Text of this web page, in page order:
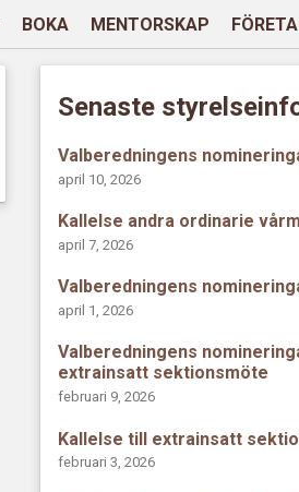
BOKA MENTORSKAP
Senaste
Valberedningens
april 10, 2026
Kallelse andra ordinarie
april 7, 2026
Valberedningens
april 1, 2026
Valberedningens
extrainsatt sektionsmöte
februari 9, 2026
Kallelse till extrainsatt
februari 3, 2026